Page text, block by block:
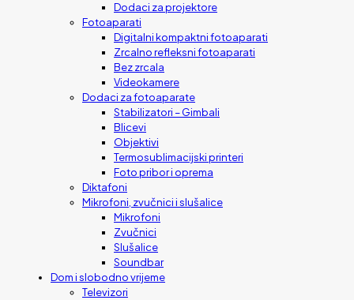
Dodaci za projektore
Fotoaparati
Digitalni kompaktni fotoaparati
Zrcalno refleksni fotoaparati
Bez zrcala
Videokamere
Dodaci za fotoaparate
Stabilizatori – Gimbali
Blicevi
Objektivi
Termosublimacijski printeri
Foto pribor i oprema
Diktafoni
Mikrofoni, zvučnici i slušalice
Mikrofoni
Zvučnici
Slušalice
Soundbar
Dom i slobodno vrijeme
Televizori